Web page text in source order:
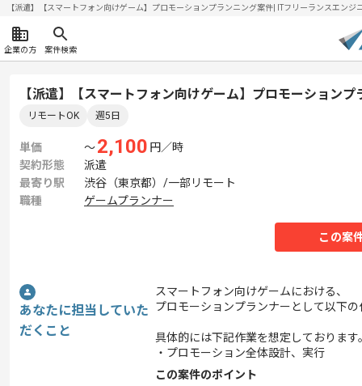
【派遣】【スマートフォン向けゲーム】プロモーションプランニング案件| ITフリーランスエン
企業の方 案件検索
【派遣】【スマートフォン向けゲーム】プロモーション
リモートOK 週5日
単価 〜2,100 円／時
契約形態
派遣
最寄り駅
渋谷（東京都）/一部リモート
職種
ゲームプランナー
この案
あなたに担当していた
だくこと
スマートフォン向けゲームにおける、
プロモーションプランナーとして以下
具体的には下記作業を想定しております
・プロモーション全体設計、実行
この案件のポイント